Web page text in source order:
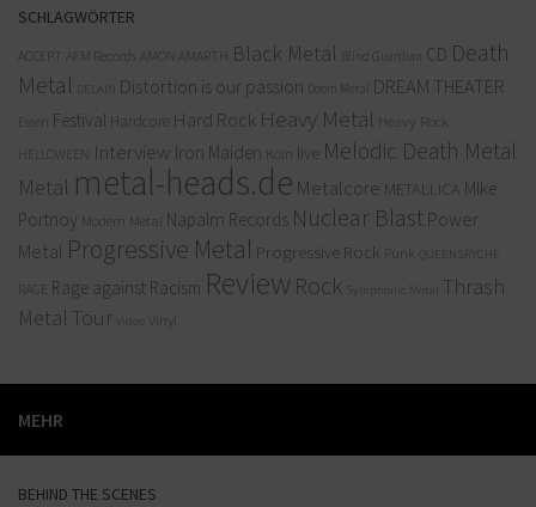
SCHLAGWÖRTER
ACCEPT AFM Records AMON AMARTH Black Metal Blind Guardian CD Death
Metal
DELAIN Distortion is our passion Doom Metal DREAM THEATER
Essen Festival Hardcore Hard Rock Heavy Metal Heavy Rock
HELLOWEEN Interview Iron Maiden Köln live Melodic Death Metal
Metal metal-heads.de Metalcore METALLICA MIke
Portnoy Modern Metal Napalm Records Nuclear Blast Power
Metal Progressive Metal Progressive Rock Punk QUEENSRYCHE
RAGE Rage against Racism Review Rock Symphonic Metal
Thrash
Metal Tour Video Vinyl
MEHR
BEHIND THE SCENES